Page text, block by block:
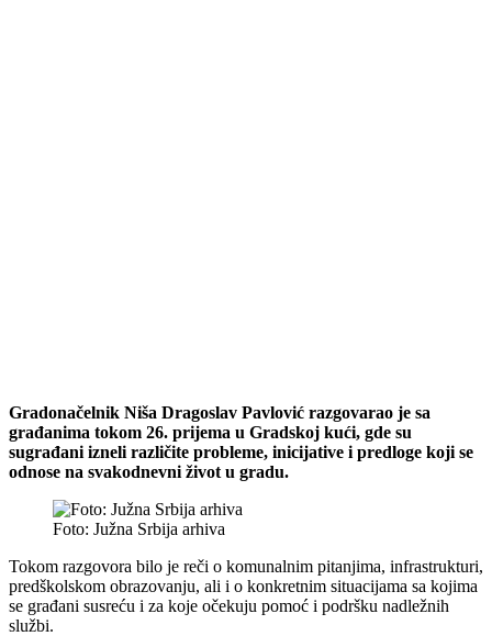
Gradonačelnik Niša Dragoslav Pavlović razgovarao je sa
građanima tokom 26. prijema u Gradskoj kući, gde su
sugrađani izneli različite probleme, inicijative i predloge koji se
odnose na svakodnevni život u gradu.
Foto: Južna Srbija arhiva
Tokom razgovora bilo je reči o komunalnim pitanjima, infrastrukturi,
predškolskom obrazovanju, ali i o konkretnim situacijama sa kojima
se građani susreću i za koje očekuju pomoć i podršku nadležnih
službi.